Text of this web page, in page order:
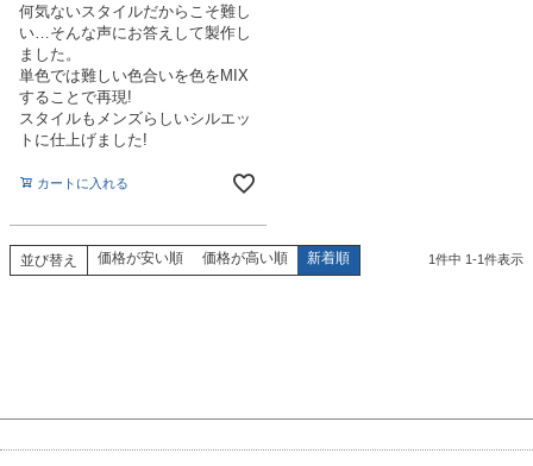
何気ないスタイルだからこそ難し
い…そんな声にお答えして製作し
ました。
単色では難しい色合いを色をMIX
することで再現!
スタイルもメンズらしいシルエッ
トに仕上げました!
カートに入れる
並び替え 価格が安い順 価格が高い順 新着順 1件中 1-1件表示